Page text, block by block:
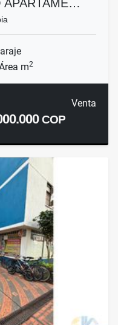
APARTAME…
m2
Venta
COP